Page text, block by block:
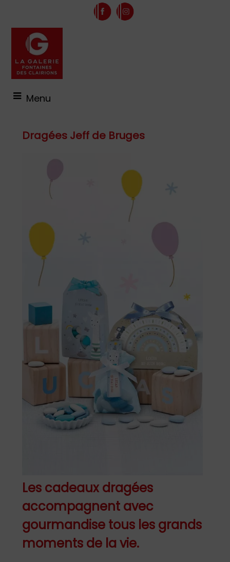
Menu
Dragées Jeff de Bruges
Les cadeaux dragées
accompagnent avec
gourmandise tous les grands
moments de la vie.